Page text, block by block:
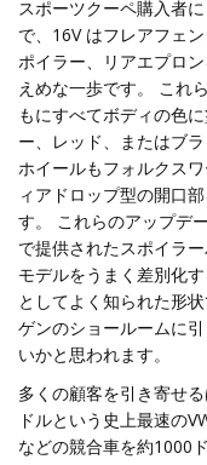
スポーツクーペ購入者
で、16V はフレアフェ
ポイラー、リアエプロ
えめな一歩です。 これ
もにすべてボディの色
ー、レッド、またはブ
ホイールもフォルクス
ィアドロップ型の開口
す。 これらのアップデ
で提供されたスポイラ
モデルをうまく差別化
としてよく知られた形
ゲンのショールームに
いかと思われます。
多くの顧客を引き寄せ
ドルという史上最速の
などの競合車を約1000